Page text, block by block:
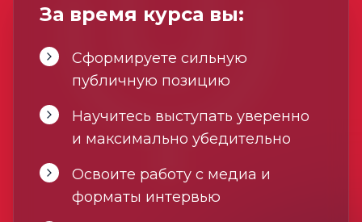
За время курса вы:
Сформируете сильную
публичную позицию
Научитесь выступать уверенно
и максимально убедительно
Освоите работу с медиа и
форматы интервью